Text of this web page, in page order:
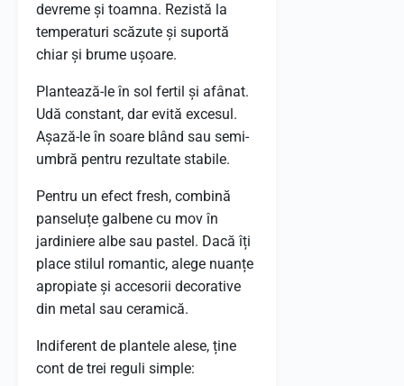
devreme și toamna. Rezistă la
temperaturi scăzute și suportă
chiar și brume ușoare.
Plantează-le în sol fertil și afânat.
Udă constant, dar evită excesul.
Așază-le în soare blând sau semi-
umbră pentru rezultate stabile.
Pentru un efect fresh, combină
panseluțe galbene cu mov în
jardiniere albe sau pastel. Dacă îți
place stilul romantic, alege nuanțe
apropiate și accesorii decorative
din metal sau ceramică.
Indiferent de plantele alese, ține
cont de trei reguli simple: